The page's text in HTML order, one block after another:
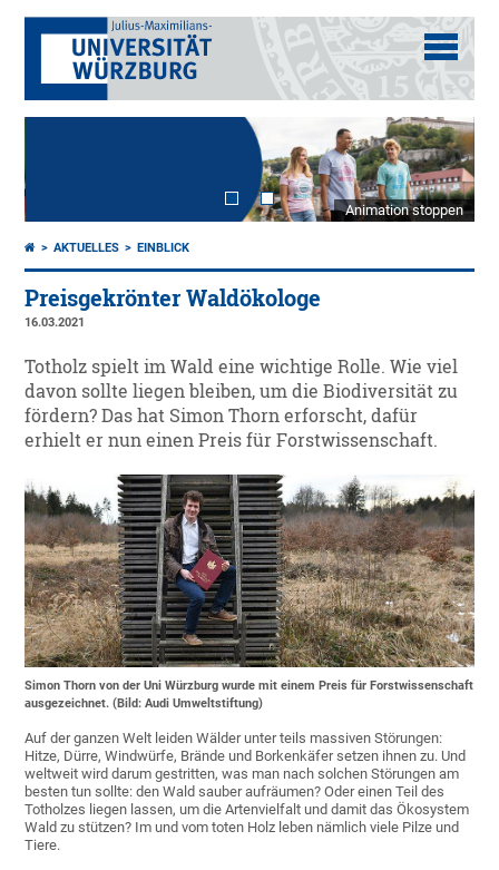
Animation stoppen
AKTUELLES EINBLICK
Preisgekrönter Waldökologe
16.03.2021
Totholz spielt im Wald eine wichtige Rolle. Wie viel
davon sollte liegen bleiben, um die Biodiversität zu
fördern? Das hat Simon Thorn erforscht, dafür
erhielt er nun einen Preis für Forstwissenschaft.
Simon Thorn von der Uni Würzburg wurde mit einem Preis für Forstwissenschaft
ausgezeichnet. (Bild: Audi Umweltstiftung)
Auf der ganzen Welt leiden Wälder unter teils massiven Störungen:
Hitze, Dürre, Windwürfe, Brände und Borkenkäfer setzen ihnen zu. Und
weltweit wird darum gestritten, was man nach solchen Störungen am
besten tun sollte: den Wald sauber aufräumen? Oder einen Teil des
Totholzes liegen lassen, um die Artenvielfalt und damit das Ökosystem
Wald zu stützen? Im und vom toten Holz leben nämlich viele Pilze und
Tiere.